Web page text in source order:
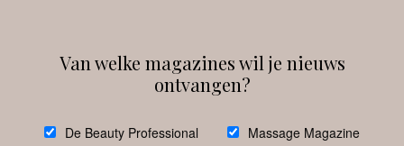
debeautyprofessional
Van welke magazines wil je nieuws
ontvangen?
De Beauty Professional Massage Magazine